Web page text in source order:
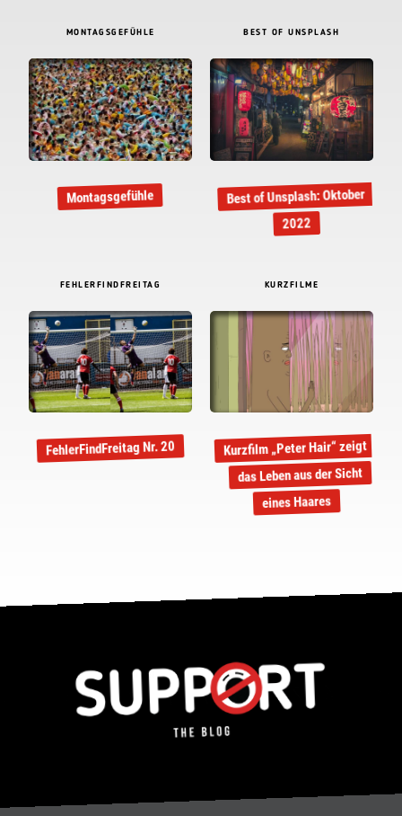
MONTAGSGEFÜHLE
Montagsgefühle
BEST OF UNSPLASH
Best of Unsplash: Oktober
2022
FEHLERFINDFREITAG
FehlerFindFreitag Nr. 20
KURZFILME
Kurzfilm „Peter Hair“ zeigt
das Leben aus der Sicht
eines Haares